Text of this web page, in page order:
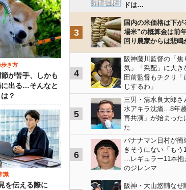
歩き方
が苦手、しかも
出る…そんなと
？
識
を伝える際に
ドは…
3
国内の米価格は下
場米”の概算金は前
回り農家からは悲鳴
4
阪神藤川監督の「焦
気」「采配」に大
田前監督もチクリ「
じするわ」
5
三男・清水良太郎さ
水アキラ沈痛…8年
再共演」が始まった
た
6
バナナマン日村が簡
きそうにない「もう
…レギュラー11本抱
のジレンマ
阪神・大山悠輔なぜ